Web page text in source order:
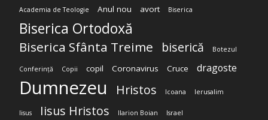
Academia de Teologie Anul nou avort Biserica
Biserica Ortodoxă
Biserica Sfânta Treime biserică Botezul
Conferință Copii copil Coronavirus Cruce dragoste
Dumnezeu Hristos Icoana Ierusalim
Iisus Iisus Hristos Ilarion Boian Israel